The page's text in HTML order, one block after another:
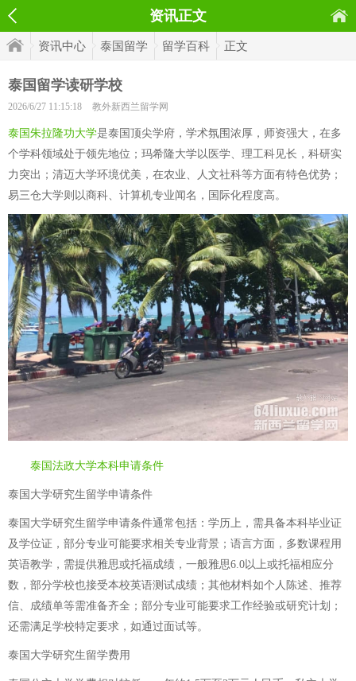
资讯正文
资讯中心 泰国留学 留学百科 正文
泰国留学读研学校
2026/6/27 11:15:18 教外新西兰留学网
泰国朱拉隆功大学是泰国顶尖学府，学术氛围浓厚，师资强大，在多
个学科领域处于领先地位；玛希隆大学以医学、理工科见长，科研实
力突出；清迈大学环境优美，在农业、人文社科等方面有特色优势；
易三仓大学则以商科、计算机专业闻名，国际化程度高。
泰国法政大学本科申请条件
泰国大学研究生留学申请条件
泰国大学研究生留学申请条件通常包括：学历上，需具备本科毕业证
及学位证，部分专业可能要求相关专业背景；语言方面，多数课程用
英语教学，需提供雅思或托福成绩，一般雅思6.0以上或托福相应分
数，部分学校也接受本校英语测试成绩；其他材料如个人陈述、推荐
信、成绩单等需准备齐全；部分专业可能要求工作经验或研究计划；
还需满足学校特定要求，如通过面试等。
泰国大学研究生留学费用